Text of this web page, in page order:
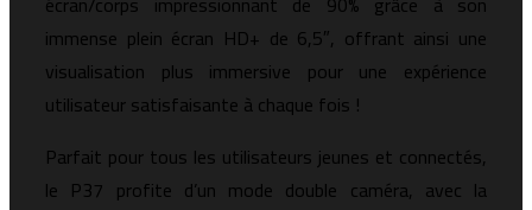
immense plein écran HD+ de 6,5″, offrant ainsi une
visualisation plus immersive pour une expérience
utilisateur satisfaisante à chaque fois !
Parfait pour tous les utilisateurs jeunes et connectés,
le P37 profite d’un mode double caméra, avec la